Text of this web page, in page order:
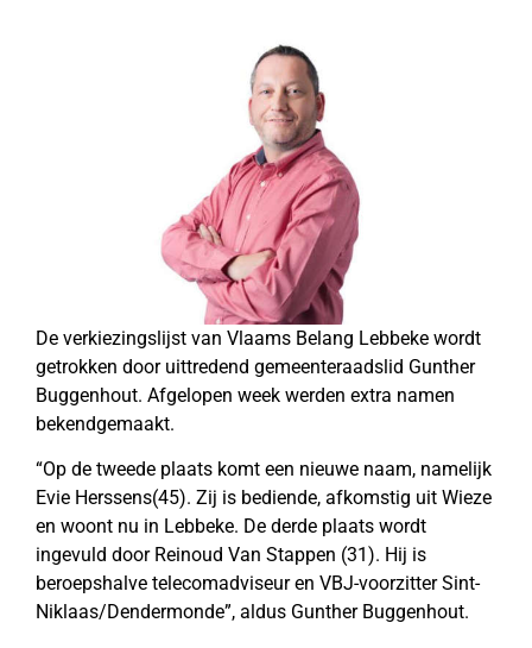
De verkiezingslijst van Vlaams Belang Lebbeke wordt
getrokken door uittredend gemeenteraadslid Gunther
Buggenhout. Afgelopen week werden extra namen
bekendgemaakt.
“Op de tweede plaats komt een nieuwe naam, namelijk
Evie Herssens(45). Zij is bediende, afkomstig uit Wieze
en woont nu in Lebbeke. De derde plaats wordt
ingevuld door Reinoud Van Stappen (31). Hij is
beroepshalve telecomadviseur en VBJ-voorzitter Sint-
Niklaas/Dendermonde”, aldus Gunther Buggenhout.